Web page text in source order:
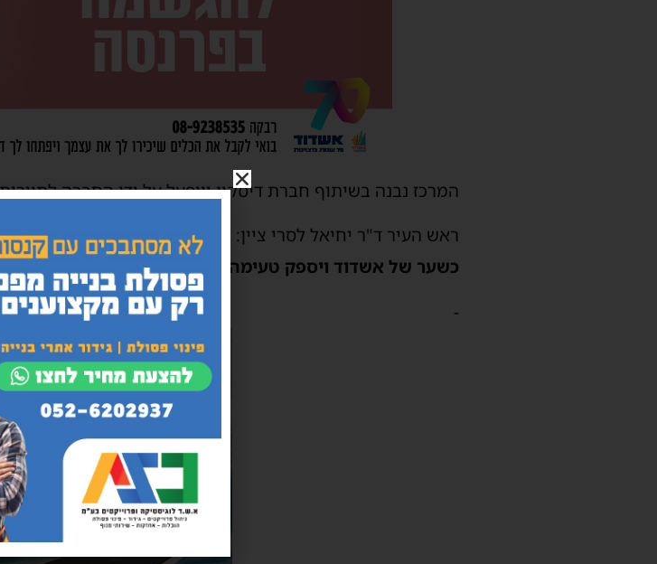
המרכז נבנה בשיתוף חברת דיסקין ויופעל על ידי החברה
ראש העיר ד"ר יחיאל לסרי ציין:
"מרכז המבקרים מהווה נדבך
כשער של אשדוד ויספק טעימה קטנה אך בלתי נשכחת
-